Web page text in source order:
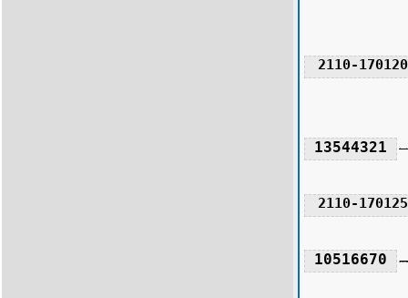
10516670
13544321
2110-
2110-